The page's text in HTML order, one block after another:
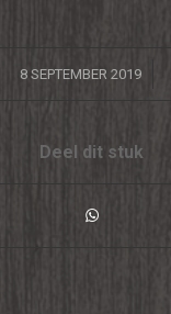
8 SEPTEMBER 2019
/
Deel dit stuk